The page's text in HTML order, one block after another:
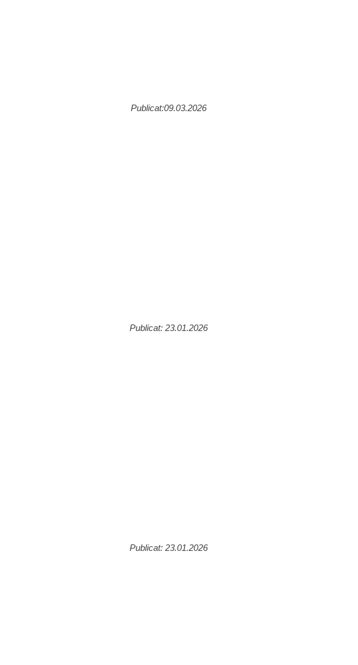
Publicat:09.03.2026
Publicat: 23.01.2026
Publicat: 23.01.2026